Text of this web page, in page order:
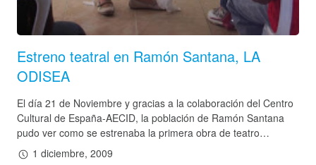
Estreno teatral en Ramón Santana, LA
ODISEA
El día 21 de Noviembre y gracias a la colaboración del Centro
Cultural de España-AECID, la población de Ramón Santana
pudo ver como se estrenaba la primera obra de teatro…
1 diciembre, 2009